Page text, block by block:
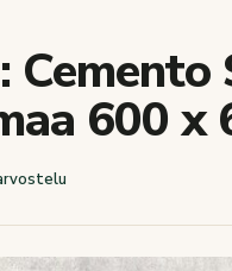
600 x